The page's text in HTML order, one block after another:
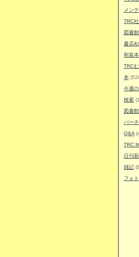
メン
TRC
図書館
書店&
和装本
TRC
本
今週
検索
図書
バー
Q&A
TRC
日刊
雑記
フォ